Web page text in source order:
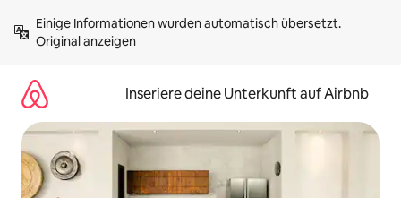
Inhalten
springenOriginal anzeigen
Inseriere deine Unterkunft auf Airbnb